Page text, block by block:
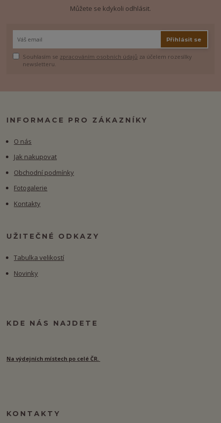
Můžete se kdykoli odhlásit.
Přihlásit se
Souhlasím se zpracováním osobních údajů za účelem rozesílky
newsletteru.
INFORMACE PRO ZÁKAZNÍKY
O nás
Jak nakupovat
Obchodní podmínky
Fotogalerie
Kontakty
UŽITEČNÉ ODKAZY
Tabulka velikostí
Novinky
KDE NÁS NAJDETE
Na výdejních místech po celé ČR.
KONTAKTY